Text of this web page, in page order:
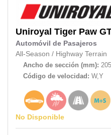
Uniroyal Tiger Paw
Automóvil de Pasajeros
All-Season / Highway Terrain
Ancho de sección (mm):
Código de velocidad: W,Y
No Disponible